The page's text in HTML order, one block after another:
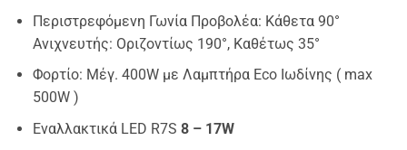
Περιστρεφόμενη Γωνία Προβολέα: Κάθετα 90°
Ανιχνευτής: Οριζοντίως 190°, Καθέτως 35°
Φορτίο: Μέγ. 400W με Λαμπτήρα Eco Ιωδίνης ( max
500W )
Εναλλακτικά LED R7S 8 – 17W